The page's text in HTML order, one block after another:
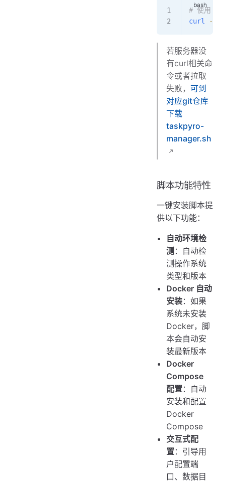
# 使用
curl
-
若服务器没
有curl相关命
令或者拉取
失败，可到
对应git仓库
下载
taskpyro-
manager.sh
脚本功能特性
一键安装脚本提
供以下功能：
自动环境检
测 ：自动检
测操作系统
类型和版本
Docker 自动
安装：如果
系统未安装
Docker，脚
本会自动安
装最新版本
Docker
Compose
配置：自动
安装和配置
Docker
Compose
交互式配
置：引导用
户配置端
口、数据目